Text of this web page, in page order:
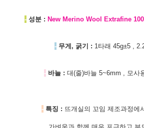
- 성분 : New Merino Wool Extrafine
- 무게, 굵기 : 1타래 45g±5 ,
- 바늘 : 대(줄)바늘 5~6mm , 모사
- 특징 : 뜨개실의 꼬임 제조과정에